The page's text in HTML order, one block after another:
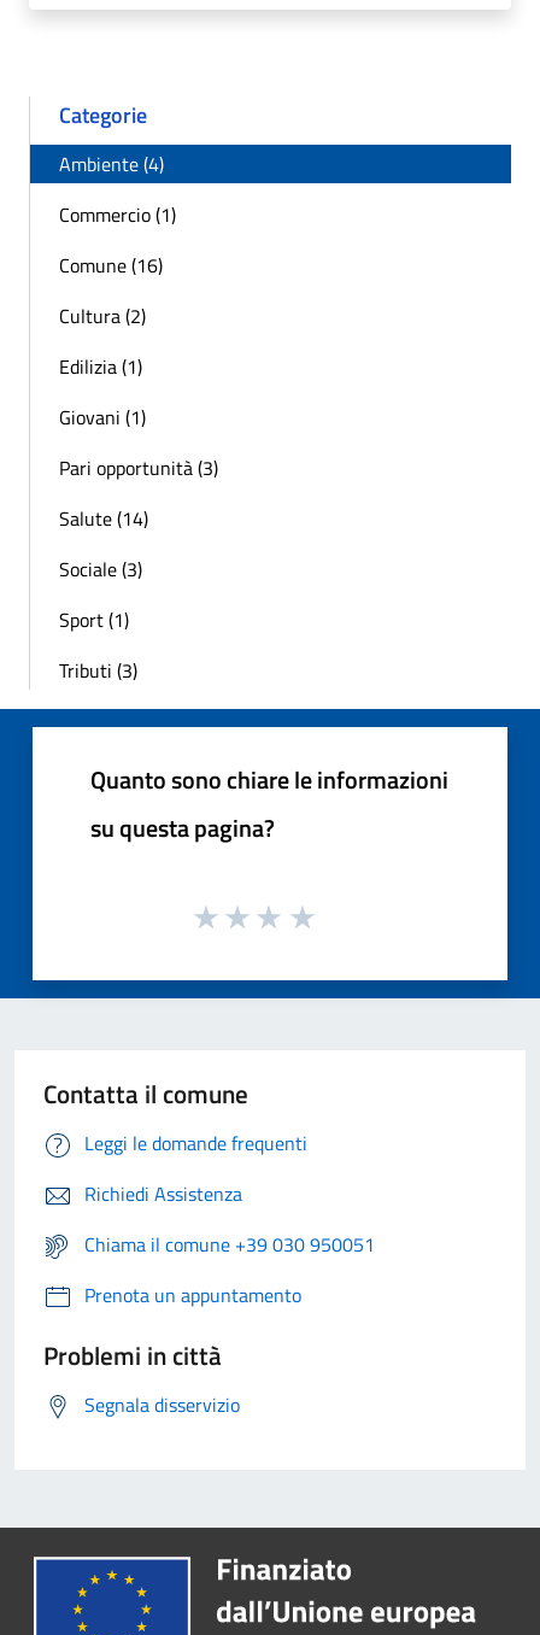
Categorie
Ambiente (4)
Commercio (1)
Comune (16)
Cultura (2)
Edilizia (1)
Giovani (1)
Pari opportunità (3)
Salute (14)
Sociale (3)
Sport (1)
Tributi (3)
Quanto sono chiare le informazioni
su questa pagina?
Contatta il comune
Leggi le domande frequenti
Richiedi Assistenza
Chiama il comune +39 030 950051
Prenota un appuntamento
Problemi in città
Segnala disservizio